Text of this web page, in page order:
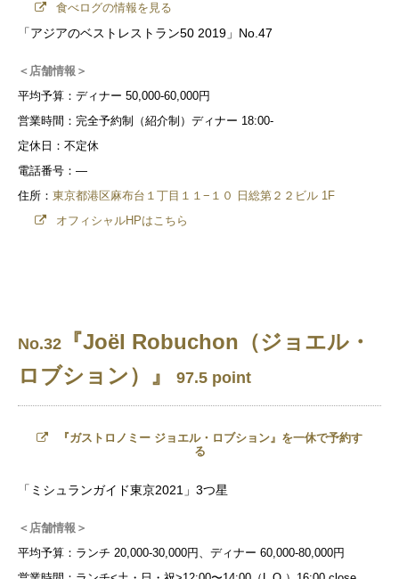
食べログの情報を見る
「アジアのベストレストラン50 2019」No.47
＜店舗情報＞
平均予算：ディナー 50,000-60,000円
営業時間：完全予約制（紹介制）ディナー 18:00-
定休日：不定休
電話番号：―
住所： 東京都港区麻布台１丁目１１−１０ 日総第２２ビル 1F
オフィシャルHPはこちら
No.32
『Joël Robuchon（ジョエル・
ロブション）』
97.5 point
『ガストロノミー ジョエル・ロブション』を一休で予約す
る
「ミシュランガイド東京2021」3つ星
＜店舗情報＞
平均予算：ランチ 20,000-30,000円、ディナー 60,000-80,000円